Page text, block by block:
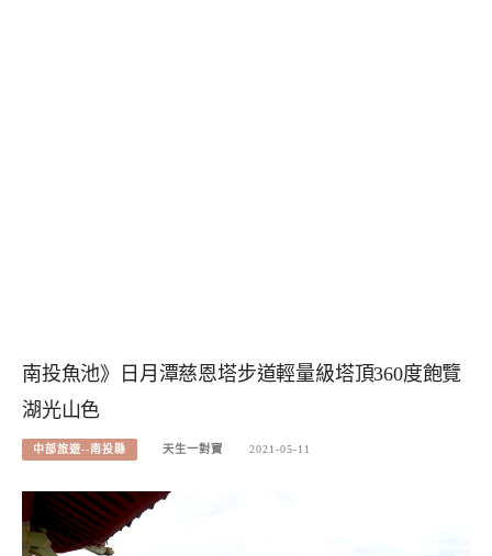
南投魚池》日月潭慈恩塔步道輕量級塔頂360度飽覽
湖光山色
中部旅遊--南投縣 天生一對寶 2021-05-11